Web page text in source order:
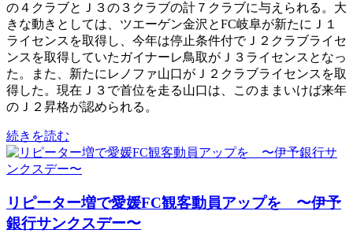
の４クラブとＪ３の３クラブの計７クラブに与えられる。大
きな動きとしては、ツエーゲン金沢とFC岐阜が新たにＪ１
ライセンスを取得し、今年は停止条件付でＪ２クラブライセ
ンスを取得していたガイナーレ鳥取がＪ３ライセンスとなっ
た。また、新たにレノファ山口がＪ２クラブライセンスを取
得した。現在Ｊ３で首位を走る山口は、このままいけば来年
のＪ２昇格が認められる。
続きを読む
リピーター増で愛媛FC観客動員アップを 〜伊予
銀行サンクスデー〜